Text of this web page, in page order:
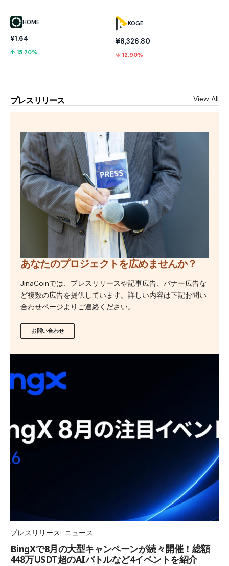
HOME
¥1.64
↑ 15.70%
KOGE
¥8,326.80
↓ 12.90%
プレスリリース View All
あなたのプロジェクトを広めませんか？
JinaCoinでは、プレスリリースや記事広告、バナー広告な
ど複数の広告を提供しています。詳しい内容は下記お問い
合わせページよりご連絡ください。
お問い合わせ
プレスリリース ニュース
BingXで8月の大型キャンペーンが続々開催！総額
448万USDT超のAIバトルなど4イベントを紹介